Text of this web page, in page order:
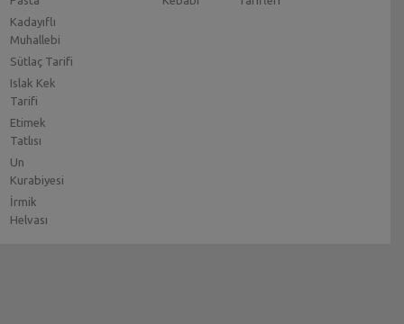
Kadayıflı
Muhallebi
Sütlaç Tarifi
Islak Kek
Tarifi
Etimek
Tatlısı
Un
Kurabiyesi
İrmik
Helvası